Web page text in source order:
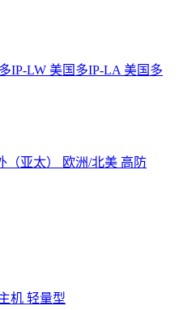
IP-LW 美国多IP-LA 美国多
（亚太） 欧洲/北美 高防
机 轻量型